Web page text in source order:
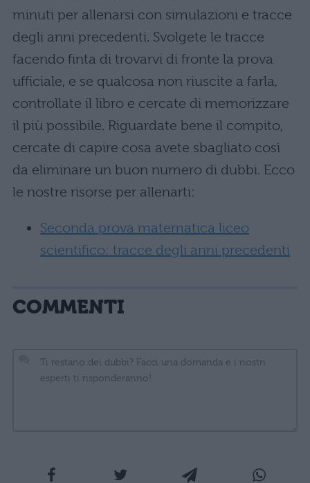
minuti per allenarsi con simulazioni e tracce
degli anni precedenti. Svolgete le tracce
facendo finta di trovarvi di fronte la prova
ufficiale, e se qualcosa non riuscite a farla,
controllate il libro e cercate di memorizzare
il più possibile. Riguardate bene il compito,
cercate di capire cosa avete sbagliato così
da eliminare un buon numero di dubbi. Ecco
le nostre risorse per allenarti:
Seconda prova matematica liceo
scientifico: tracce degli anni precedenti
COMMENTI